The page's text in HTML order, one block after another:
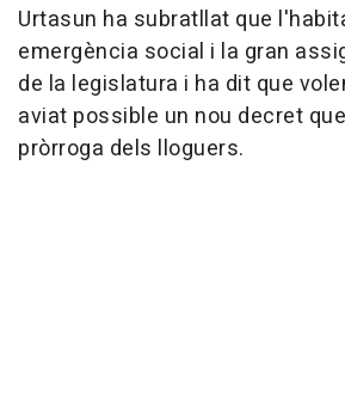
Urtasun ha subratllat que
emergència social i la gran
de la legislatura i ha dit que
aviat possible un nou decret
pròrroga dels lloguers.